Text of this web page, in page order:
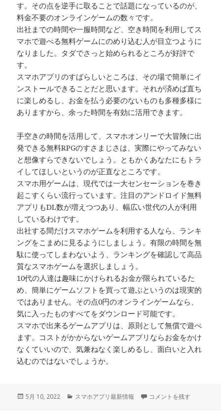
す。その点を逆手に取ることで話題になっているのが、
料金不要のオンラインゲームの数々です。
出社までの時間や一服時間など、空き時間を利用してス
マホで遊べる無料ゲームにのめり込む人が目立つように
なりました。タダでさっと始められるところが好評で
す。
スマホアプリのすばらしいところは、その場で簡単にイ
ンストールできることだと思います。それが済めば直ち
に楽しめるし、お金を払う必要のないものも多種多様に
ありますから、余った時間を有効に活用できます。
手空きの時間を活用して、スマホオンリーで大冒険に出
発できる無料RPGのすさまじさは、実際にやってみない
と想像すらできないでしょう。ともかくあなたにもトラ
イしてほしいというのが正直なところです。
スマホ用ゲームは、現代では一大センセーションを巻き
起こすくらい流行っています。注目のアンドロイド無料
アプリもDL数が増えつつあり、幅広い世代の人が利用
しているわけです。
出社する間だけスマホゲームを利用する人なら、ランキ
ングをこまめに見るようにしましょう。有限の時間を無
駄に使ってしまわないよう、ランキングを確認して高品
質なスマホゲームを選択しましょう。
10代の人達は趣味にかけられるお金が限られているた
め、簡単にゲームソフトを買って遊ぶというのは現実的
ではありません。その点0円のオンラインゲームなら、
気に入ったものすべてをダウンロード可能です。
スマホで出来るゲームアプリは、原則として無償で遊べ
ます。コストがかからないゲームアプリならお金をかけ
なくていいので、気兼ねなく楽しめるし、面白いと入れ
込むのではないでしょうか。
投
5月 10, 2022
カ
スマホアプリ最新情報 この頃のスマホアプリに
コメントを残す